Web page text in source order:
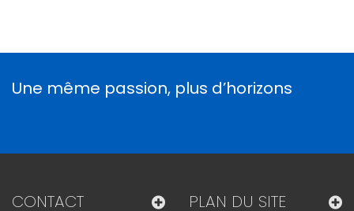
Une même passion, plus d’horizons
CONTACT PLAN DU SITE